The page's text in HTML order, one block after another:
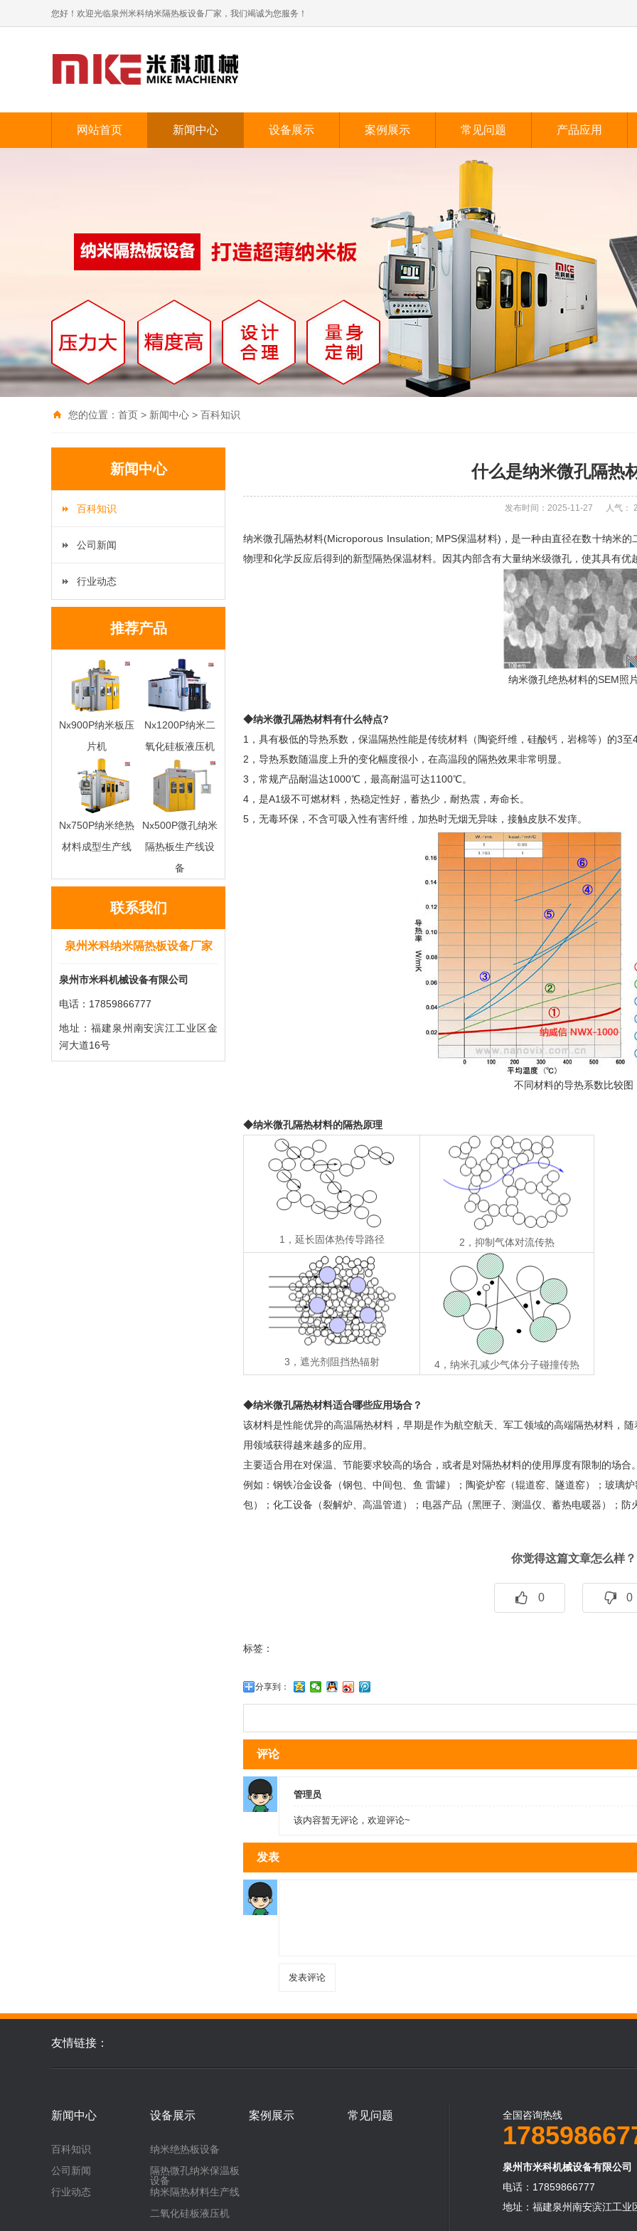
您好！欢迎光临泉州米科纳米隔热板设备厂家，我们竭诚为您服务！
网站首页 新闻中心 设备展示 案例展示 常见问题 产品应用
您的位置： 首页 > 新闻中心 > 百科知识
新闻中心
百科知识
公司新闻
行业动态
推荐产品
Nx900P纳米板压
片机
Nx1200P纳米二
氧化硅板液压机
Nx750P纳米绝热
材料成型生产线
Nx500P微孔纳米
隔热板生产线设
备
联系我们
泉州米科纳米隔热板设备厂家
泉州市米科机械设备有限公司
电话：17859866777
地址：福建泉州南安滨江工业区金
河大道16号
什么是纳米微孔隔热
发布时间：2025-11-27 人气：
纳米微孔隔热材料(Microporous Insulation; MPS保温材料)，是一种由直径在数十纳米
物理和化学反应后得到的新型隔热保温材料。因其内部含有大量纳米级微孔，使其具有优
纳米微孔绝热材料的SEM照
◆纳米微孔隔热材料有什么特点?
1，具有极低的导热系数，保温隔热性能是传统材料（陶瓷纤维，硅酸钙，岩棉等）的3至4
2，导热系数随温度上升的变化幅度很小，在高温段的隔热效果非常明显。
3，常规产品耐温达1000℃，最高耐温可达1100℃。
4，是A1级不可燃材料，热稳定性好，蓄热少，耐热震，寿命长。
5，无毒环保，不含可吸入性有害纤维，加热时无烟无异味，接触皮肤不发痒。
不同材料的导热系数比较图
◆纳米微孔隔热材料的隔热原理
1，延长固体热传导路径 2，抑制气体对流传热
3，遮光剂阻挡热辐射 4，纳米孔减少气体分子碰撞传热
◆纳米微孔隔热材料适合哪些应用场合？
该材料是性能优异的高温隔热材料，早期是作为航空航天、军工领域的高端隔热材料，
用领域获得越来越多的应用。
主要适合用在对保温、节能要求较高的场合，或者是对隔热材料的使用厚度有限制的场合。
例如：钢铁冶金设备（钢包、中间包、鱼 雷罐）；陶瓷炉窑（辊道窑、隧道窑）；玻璃
包）；化工设备（裂解炉、高温管道）；电器产品（黑匣子、测温仪、蓄热电暖器）；防
你觉得这篇文章怎么样？
0 0
标签：
分享到：
评论
管理员
该内容暂无评论，欢迎评论~
发表
友情链接：
新闻中心
百科知识
公司新闻
行业动态
设备展示
纳米绝热板设备
隔热微孔纳米保温板
设备
纳米隔热材料生产线
二氧化硅板液压机
案例展示 常见问题 全国咨询热线
泉州市米科机械设备有限公司
电话：17859866777
地址：福建泉州南安滨江工业